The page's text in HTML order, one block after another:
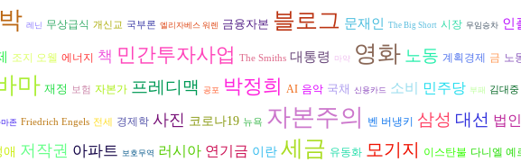
레닌 무상급식 개신교 국부론 엘리자베스 워렌 금융자본 블로그 문재인 The Big Short 시장 무임승차 인
조지 오웰 에너지 책 민간투자사업 The Smiths 대통령 마약 영화 노동 계획경제 금 노
마 재정 보험 자본가 프레디맥 공포 박정희 AI 음악 국채 신용카드 소비 민주당 부패 김대중
존 Friedrich Engels 전세 경제학 사진 코로나19 뉴욕 자본주의 벤 버냉키 삼성 대선 법
애 저작권 아파트 보호무역 러시아 연기금 이란 세금 유동화 모기지 이스탄불 다니엘 예